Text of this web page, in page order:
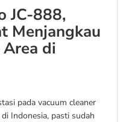
JC-888,
Menjangkau
di
pada vacuum cleaner
Indonesia, pasti sudah